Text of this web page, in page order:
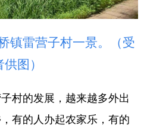
镇雷营子村一景。（受
图）
的发展，越来越多外出
有的人办起农家乐，有的